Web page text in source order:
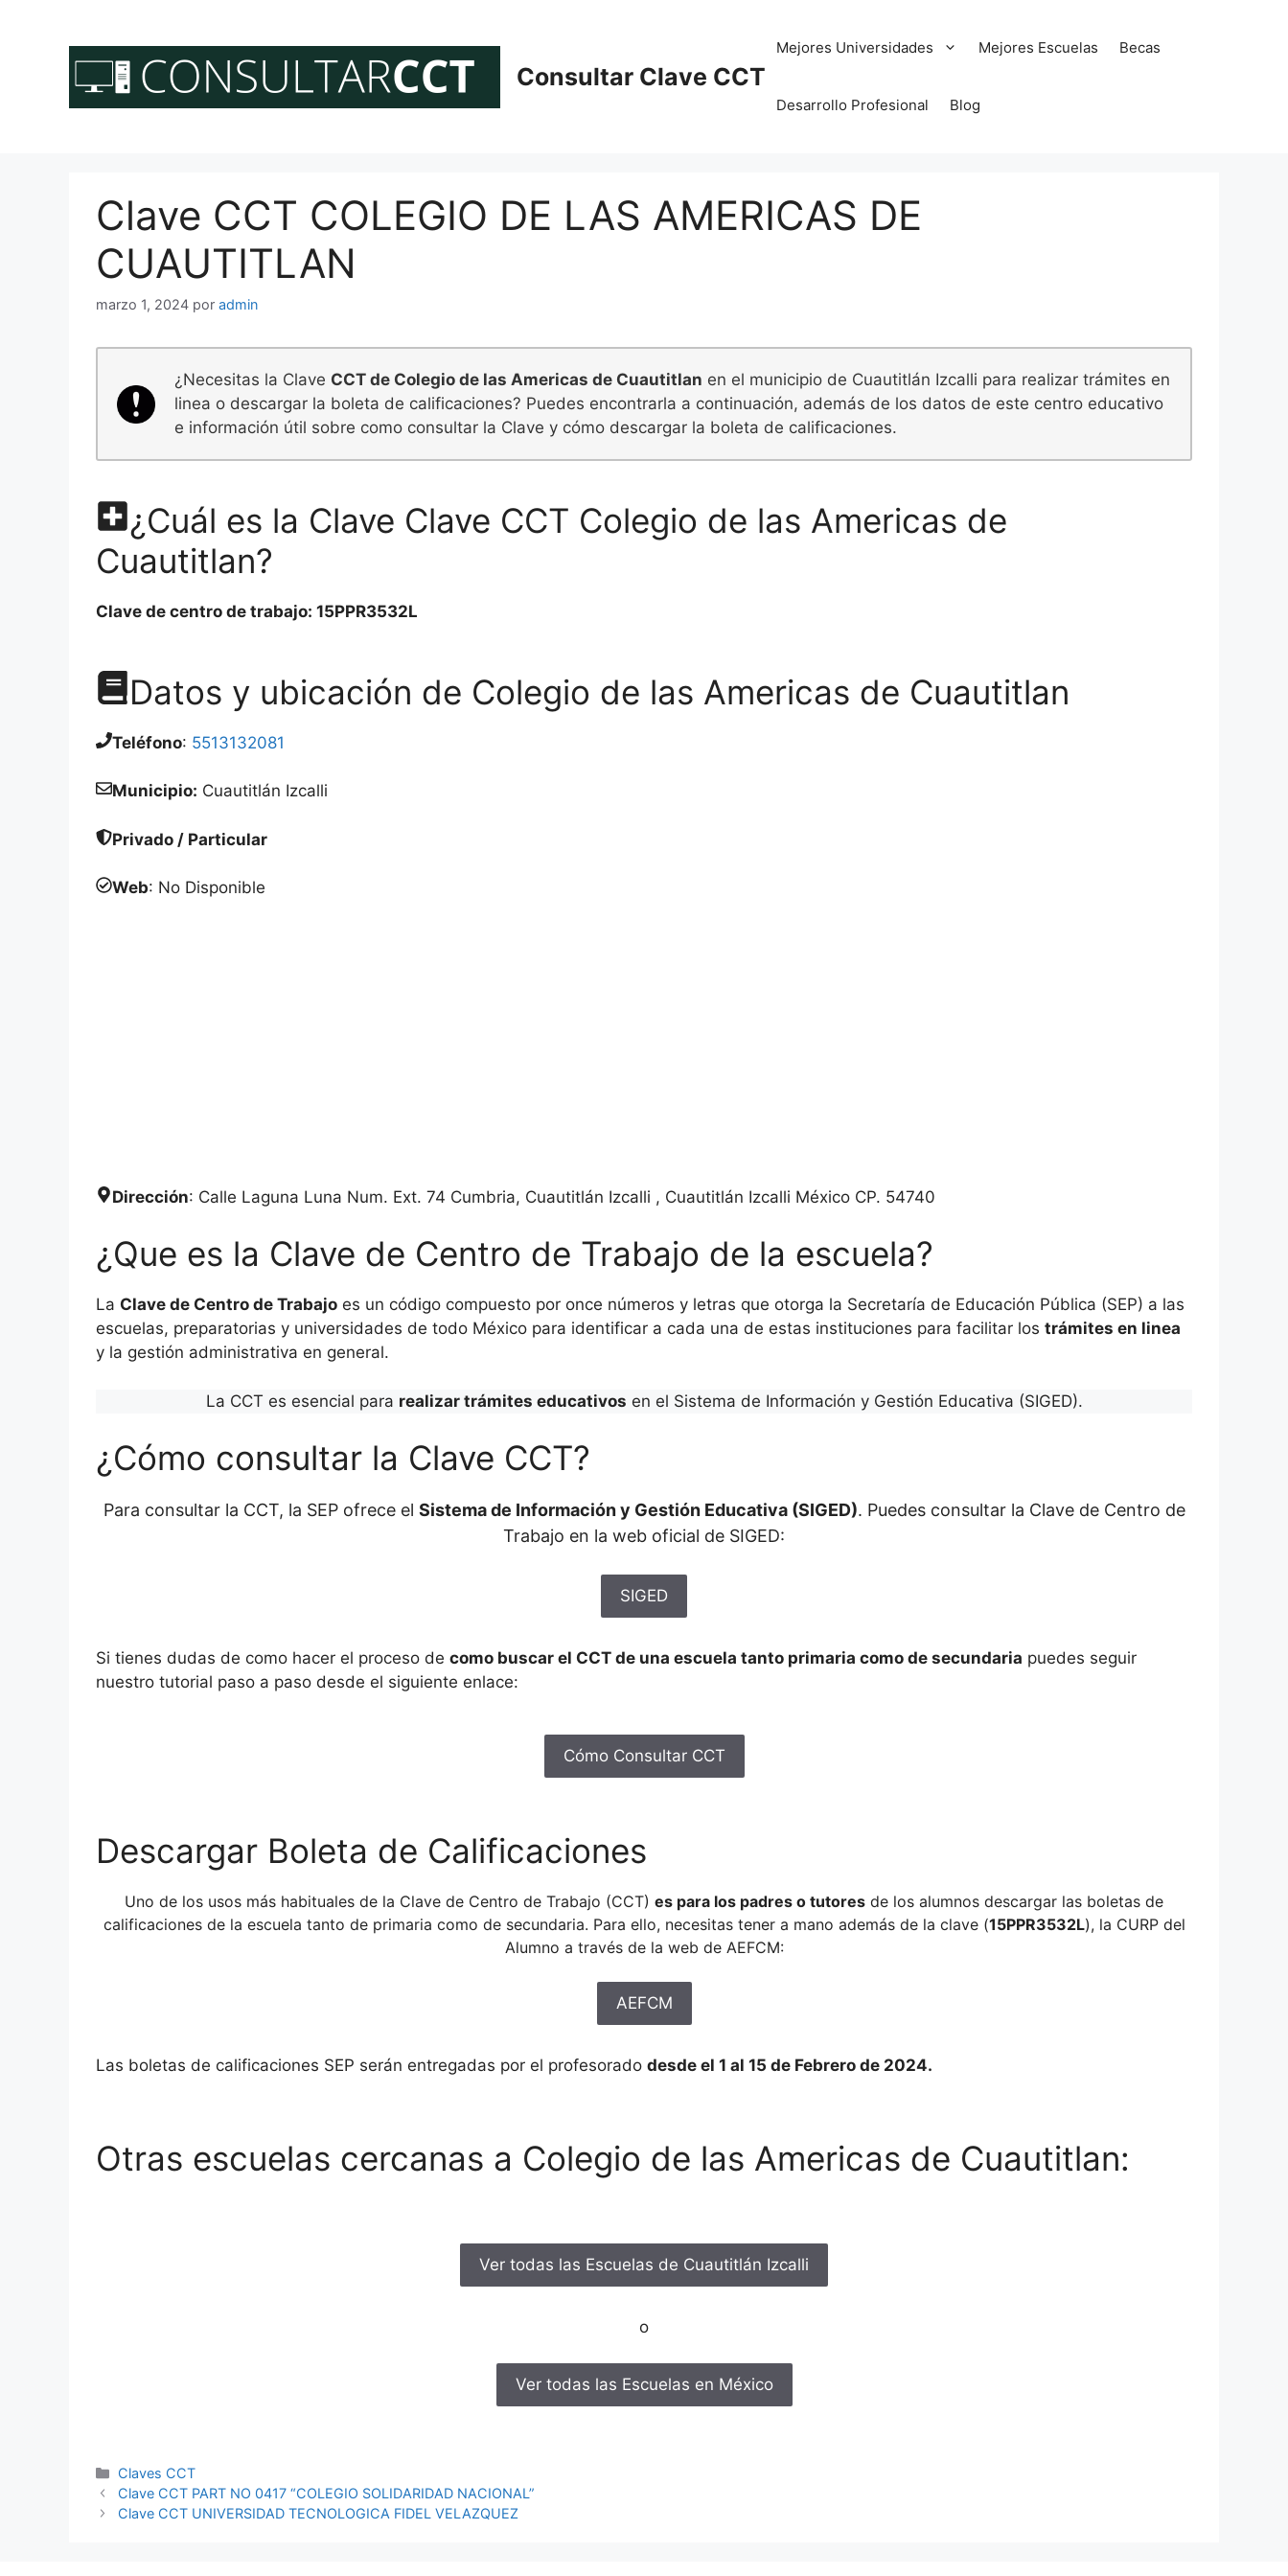
contenido
Consultar Clave CCT
Mejores Universidades Mejores Escuelas Becas
Desarrollo Profesional Blog
Clave CCT COLEGIO DE LAS AMERICAS DE
CUAUTITLAN
marzo 1, 2024 por admin
¿Necesitas la Clave CCT de Colegio de las Americas de Cuautitlan en el municipio de Cuautitlán Izcalli para realizar trámites en
linea o descargar la boleta de calificaciones? Puedes encontrarla a continuación, además de los datos de este centro educativo
e información útil sobre como consultar la Clave y cómo descargar la boleta de calificaciones.
¿Cuál es la Clave Clave CCT Colegio de las Americas de
Cuautitlan?
Clave de centro de trabajo: 15PPR3532L
Datos y ubicación de Colegio de las Americas de Cuautitlan
Teléfono: 5513132081
Municipio: Cuautitlán Izcalli
Privado / Particular
Web: No Disponible
Dirección: Calle Laguna Luna Num. Ext. 74 Cumbria, Cuautitlán Izcalli , Cuautitlán Izcalli México CP. 54740
¿Que es la Clave de Centro de Trabajo de la escuela?
La Clave de Centro de Trabajo es un código compuesto por once números y letras que otorga la Secretaría de Educación Pública (SEP) a las
escuelas, preparatorias y universidades de todo México para identificar a cada una de estas instituciones para facilitar los trámites en linea
y la gestión administrativa en general.
La CCT es esencial para realizar trámites educativos en el Sistema de Información y Gestión Educativa (SIGED).
¿Cómo consultar la Clave CCT?
Para consultar la CCT, la SEP ofrece el Sistema de Información y Gestión Educativa (SIGED). Puedes consultar la Clave de Centro de
Trabajo en la web oficial de SIGED:
SIGED
Si tienes dudas de como hacer el proceso de como buscar el CCT de una escuela tanto primaria como de secundaria puedes seguir
nuestro tutorial paso a paso desde el siguiente enlace:
Cómo Consultar CCT
Descargar Boleta de Calificaciones
Uno de los usos más habituales de la Clave de Centro de Trabajo (CCT) es para los padres o tutores de los alumnos descargar las boletas de
calificaciones de la escuela tanto de primaria como de secundaria. Para ello, necesitas tener a mano además de la clave (15PPR3532L), la CURP del
Alumno a través de la web de AEFCM:
AEFCM
Las boletas de calificaciones SEP serán entregadas por el profesorado desde el 1 al 15 de Febrero de 2024.
Otras escuelas cercanas a Colegio de las Americas de Cuautitlan:
Ver todas las Escuelas de Cuautitlán Izcalli
o
Ver todas las Escuelas en México
Categorías
Claves CCT
Clave CCT PART NO 0417 “COLEGIO SOLIDARIDAD NACIONAL”
Clave CCT UNIVERSIDAD TECNOLOGICA FIDEL VELAZQUEZ